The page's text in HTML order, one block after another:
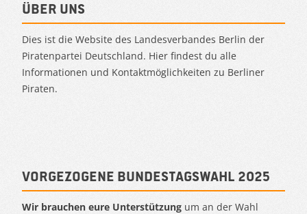
Über uns
Dies ist die Website des Landesverbandes Berlin der
Piratenpartei Deutschland. Hier findest du alle
Informationen und Kontaktmöglichkeiten zu Berliner
Piraten.
Vorgezogene Bundestagswahl 2025
Wir brauchen eure Unterstützung um an der Wahl